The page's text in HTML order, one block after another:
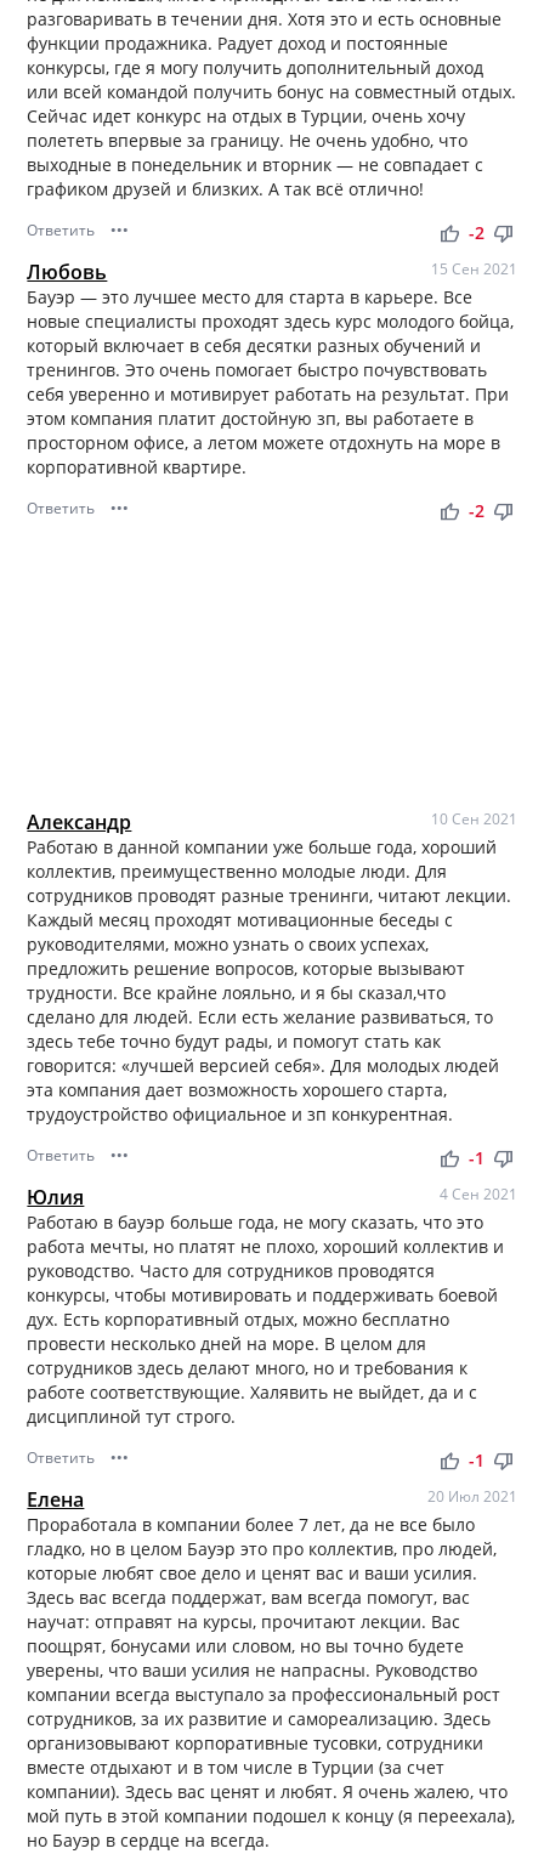
разговаривать в течении дня. Хотя это и есть основные
функции продажника. Радует доход и постоянные
конкурсы, где я могу получить дополнительный доход
или всей командой получить бонус на совместный отдых.
Сейчас идет конкурс на отдых в Турции, очень хочу
полететь впервые за границу. Не очень удобно, что
выходные в понедельник и вторник — не совпадает с
графиком друзей и близких. А так всё отлично!
Ответить ••• thumb_up thumb_down
-2
Любовь 15 Сен 2021
Бауэр — это лучшее место для старта в карьере. Все
новые специалисты проходят здесь курс молодого бойца,
который включает в себя десятки разных обучений и
тренингов. Это очень помогает быстро почувствовать
себя уверенно и мотивирует работать на результат. При
этом компания платит достойную зп, вы работаете в
просторном офисе, а летом можете отдохнуть на море в
корпоративной квартире.
Ответить ••• thumb_up thumb_down
-2
Александр 10 Сен 2021
Работаю в данной компании уже больше года, хороший
коллектив, преимущественно молодые люди. Для
сотрудников проводят разные тренинги, читают лекции.
Каждый месяц проходят мотивационные беседы с
руководителями, можно узнать о своих успехах,
предложить решение вопросов, которые вызывают
трудности. Все крайне лояльно, и я бы сказал,что
сделано для людей. Если есть желание развиваться, то
здесь тебе точно будут рады, и помогут стать как
говорится: «лучшей версией себя». Для молодых людей
эта компания дает возможность хорошего старта,
трудоустройство официальное и зп конкурентная.
Ответить ••• thumb_up thumb_down
-1
Юлия 4 Сен 2021
Работаю в бауэр больше года, не могу сказать, что это
работа мечты, но платят не плохо, хороший коллектив и
руководство. Часто для сотрудников проводятся
конкурсы, чтобы мотивировать и поддерживать боевой
дух. Есть корпоративный отдых, можно бесплатно
провести несколько дней на море. В целом для
сотрудников здесь делают много, но и требования к
работе соответствующие. Халявить не выйдет, да и с
дисциплиной тут строго.
Ответить ••• thumb_up thumb_down
-1
Елена 20 Июл 2021
Проработала в компании более 7 лет, да не все было
гладко, но в целом Бауэр это про коллектив, про людей,
которые любят свое дело и ценят вас и ваши усилия.
Здесь вас всегда поддержат, вам всегда помогут, вас
научат: отправят на курсы, прочитают лекции. Вас
поощрят, бонусами или словом, но вы точно будете
уверены, что ваши усилия не напрасны. Руководство
компании всегда выступало за профессиональный рост
сотрудников, за их развитие и самореализацию. Здесь
организовывают корпоративные тусовки, сотрудники
вместе отдыхают и в том числе в Турции (за счет
компании). Здесь вас ценят и любят. Я очень жалею, что
мой путь в этой компании подошел к концу (я переехала),
но Бауэр в сердце на всегда.